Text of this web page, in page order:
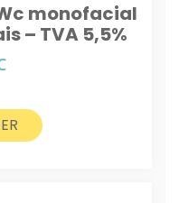
monofacial
– TVA 5,5%